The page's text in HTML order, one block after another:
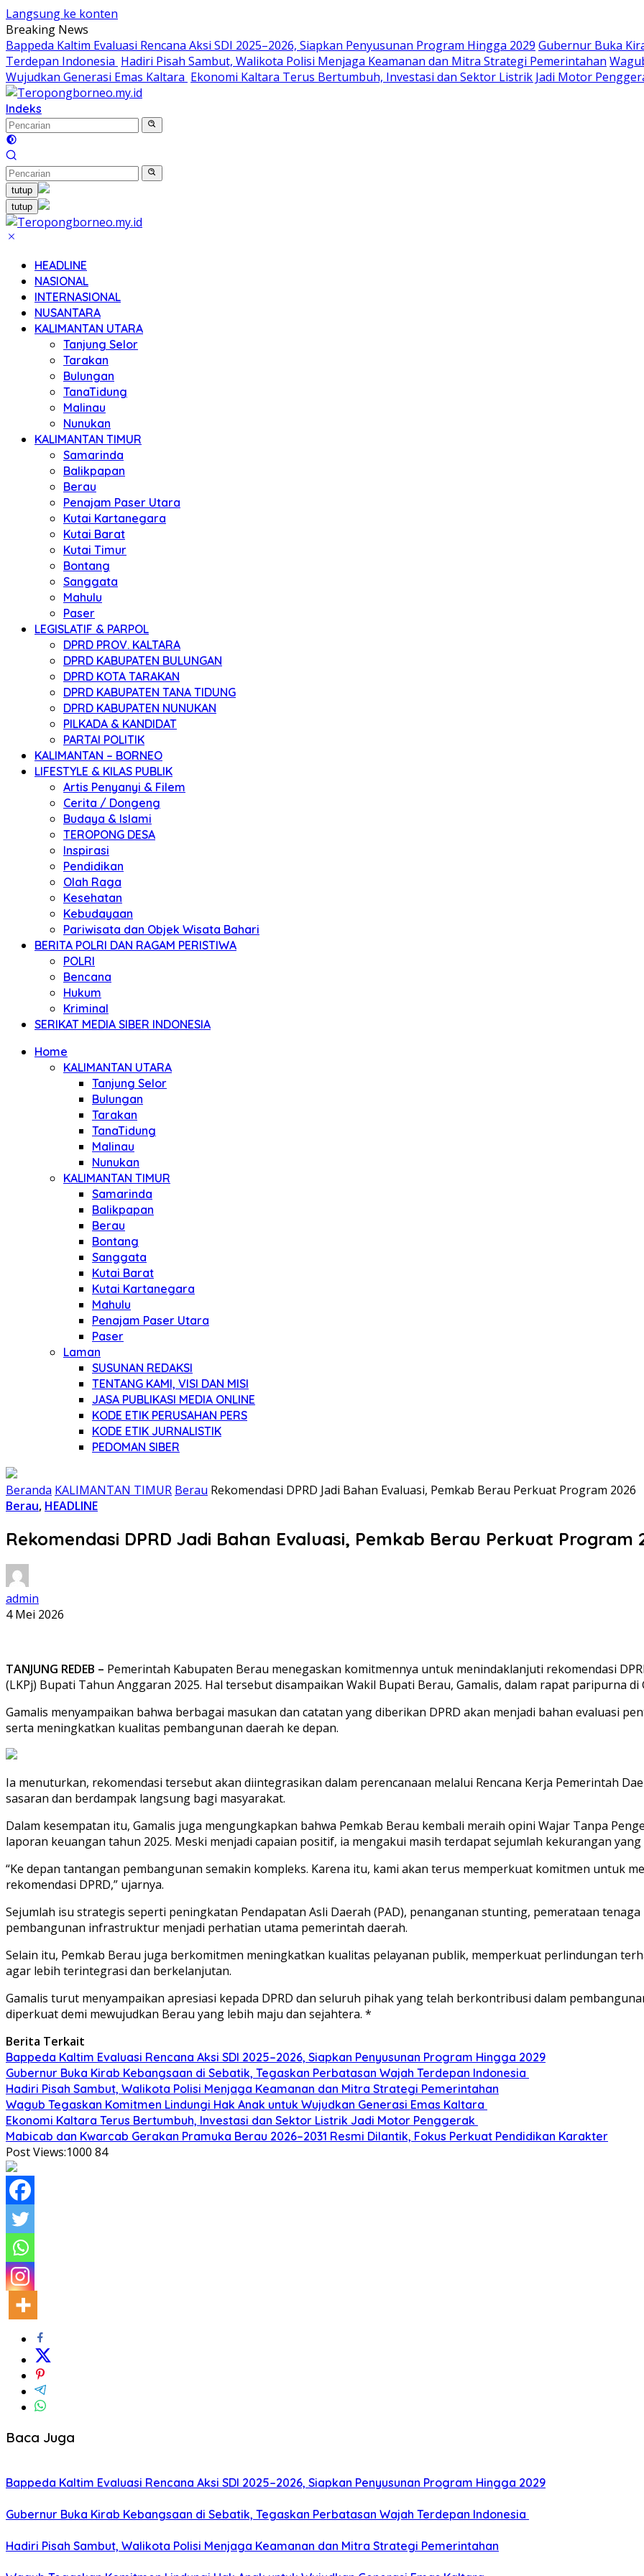
Langsung ke konten
Breaking News
Bappeda Kaltim Evaluasi Rencana Aksi SDI 2025–2026, Siapkan Penyusunan Program Hingga 2029 Gubernur Buka
Terdepan Indonesia Hadiri Pisah Sambut, Walikota Polisi Menjaga Keamanan dan Mitra Strategi Pemerintahan
Wujudkan Generasi Emas Kaltara Ekonomi Kaltara Terus Bertumbuh, Investasi dan Sektor Listrik Jadi Motor
Indeks
tutup
tutup
HEADLINE
NASIONAL
INTERNASIONAL
NUSANTARA
KALIMANTAN UTARA
Tanjung Selor
Tarakan
Bulungan
TanaTidung
Malinau
Nunukan
KALIMANTAN TIMUR
Samarinda
Balikpapan
Berau
Penajam Paser Utara
Kutai Kartanegara
Kutai Barat
Kutai Timur
Bontang
Sanggata
Mahulu
Paser
LEGISLATIF & PARPOL
DPRD PROV. KALTARA
DPRD KABUPATEN BULUNGAN
DPRD KOTA TARAKAN
DPRD KABUPATEN TANA TIDUNG
DPRD KABUPATEN NUNUKAN
PILKADA & KANDIDAT
PARTAI POLITIK
KALIMANTAN – BORNEO
LIFESTYLE & KILAS PUBLIK
Artis Penyanyi & Filem
Cerita / Dongeng
Budaya & Islami
TEROPONG DESA
Inspirasi
Pendidikan
Olah Raga
Kesehatan
Kebudayaan
Pariwisata dan Objek Wisata Bahari
BERITA POLRI DAN RAGAM PERISTIWA
POLRI
Bencana
Hukum
Kriminal
SERIKAT MEDIA SIBER INDONESIA
Home
KALIMANTAN UTARA
Tanjung Selor
Bulungan
Tarakan
TanaTidung
Malinau
Nunukan
KALIMANTAN TIMUR
Samarinda
Balikpapan
Berau
Bontang
Sanggata
Kutai Barat
Kutai Kartanegara
Mahulu
Penajam Paser Utara
Paser
Laman
SUSUNAN REDAKSI
TENTANG KAMI, VISI DAN MISI
JASA PUBLIKASI MEDIA ONLINE
KODE ETIK PERUSAHAN PERS
KODE ETIK JURNALISTIK
PEDOMAN SIBER
Beranda KALIMANTAN TIMUR Berau Rekomendasi DPRD Jadi Bahan Evaluasi, Pemkab Berau Perkuat Program 2026
Berau, HEADLINE
Rekomendasi DPRD Jadi Bahan Evaluasi, Pemkab Berau Perkuat Program
admin
4 Mei 2026
TANJUNG REDEB – Pemerintah Kabupaten Berau menegaskan komitmennya untuk menindaklanjuti rekomendasi
(LKPj) Bupati Tahun Anggaran 2025. Hal tersebut disampaikan Wakil Bupati Berau, Gamalis, dalam rapat paripurna di
Gamalis menyampaikan bahwa berbagai masukan dan catatan yang diberikan DPRD akan menjadi bahan evaluasi
serta meningkatkan kualitas pembangunan daerah ke depan.
Ia menuturkan, rekomendasi tersebut akan diintegrasikan dalam perencanaan melalui Rencana Kerja Pemerintah
sasaran dan berdampak langsung bagi masyarakat.
Dalam kesempatan itu, Gamalis juga mengungkapkan bahwa Pemkab Berau kembali meraih opini Wajar Tanpa
laporan keuangan tahun 2025. Meski menjadi capaian positif, ia mengakui masih terdapat sejumlah kekurangan
“Ke depan tantangan pembangunan semakin kompleks. Karena itu, kami akan terus memperkuat komitmen untuk
rekomendasi DPRD,” ujarnya.
Sejumlah isu strategis seperti peningkatan Pendapatan Asli Daerah (PAD), penanganan stunting, pemerataan
pembangunan infrastruktur menjadi perhatian utama pemerintah daerah.
Selain itu, Pemkab Berau juga berkomitmen meningkatkan kualitas pelayanan publik, memperkuat perlindungan
agar lebih terintegrasi dan berkelanjutan.
Gamalis turut menyampaikan apresiasi kepada DPRD dan seluruh pihak yang telah berkontribusi dalam
diperkuat demi mewujudkan Berau yang lebih maju dan sejahtera. *
Berita Terkait
Bappeda Kaltim Evaluasi Rencana Aksi SDI 2025–2026, Siapkan Penyusunan Program Hingga 2029
Gubernur Buka Kirab Kebangsaan di Sebatik, Tegaskan Perbatasan Wajah Terdepan Indonesia
Hadiri Pisah Sambut, Walikota Polisi Menjaga Keamanan dan Mitra Strategi Pemerintahan
Wagub Tegaskan Komitmen Lindungi Hak Anak untuk Wujudkan Generasi Emas Kaltara
Ekonomi Kaltara Terus Bertumbuh, Investasi dan Sektor Listrik Jadi Motor Penggerak
Mabicab dan Kwarcab Gerakan Pramuka Berau 2026–2031 Resmi Dilantik, Fokus Perkuat Pendidikan Karakter
Post Views:1000 84
Baca Juga
Bappeda Kaltim Evaluasi Rencana Aksi SDI 2025–2026, Siapkan Penyusunan Program Hingga 2029
Gubernur Buka Kirab Kebangsaan di Sebatik, Tegaskan Perbatasan Wajah Terdepan Indonesia
Hadiri Pisah Sambut, Walikota Polisi Menjaga Keamanan dan Mitra Strategi Pemerintahan